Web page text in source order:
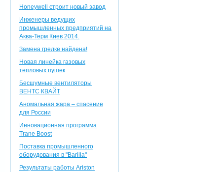
Honeywell строит новый завод
Инженеры ведущих
промышленных предприятий на
Аква-Терм Киев 2014.
Замена грелке найдена!
Новая линейка газовых
тепловых пушек
Бесшумные вентиляторы
ВЕНТС КВАЙТ
Аномальная жара – спасение
для России
Инновационная программа
Trane Boost
Поставка промышленного
оборудования в "Barilla"
Результаты работы Ariston